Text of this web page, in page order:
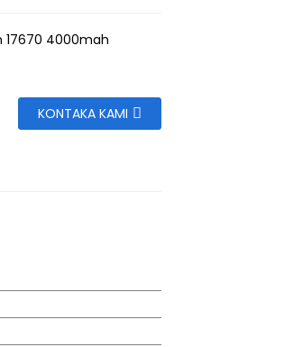
17670 4000mah
KONTAKA KAMI